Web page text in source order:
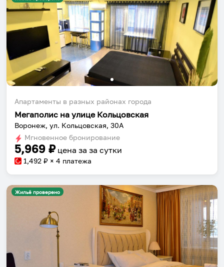
Апартаменты в разных районах города
Мегаполис на улице Кольцовская
Воронеж, ул. Кольцовская, 30А
Мгновенное бронирование
5,969 ₽ цена за за сутки
1,492 ₽ × 4 платежа
Жильё проверено